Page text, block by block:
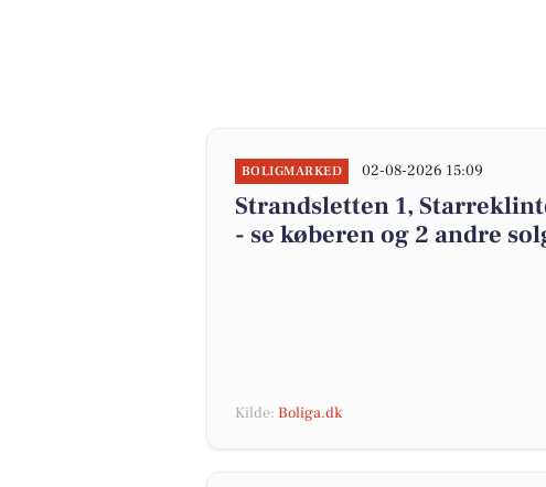
BOLIGMARKED 02-08-2026 15:09
Strandsletten 1,
- se køberen og 2 andre
Kilde: Boliga.dk